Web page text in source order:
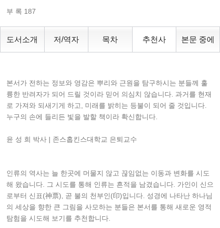
부 록 187
도서소개 저/역자 목차 추천사 본문 중에
본서가 전하는 정보와 영감은 뿌리와 근원을 탐구하시는 분들께 훌
륭한 반려자가 되어 드릴 것이라 믿어 의심치 않습니다. 과거를 현재
로 가져와 되새기게 하고, 미래를 밝히는 등불이 되어 줄 것입니다.
누구의 손에 들리든 빛을 발할 책이라 확신합니다.
윤 성 희 박사 | 존스홉킨스대학교 은퇴교수
인류의 역사는 늘 한곳에 머물지 않고 끊임없는 이동과 변화를 시도
해 왔습니다. 그 시도를 통해 인류는 흔적을 남겼습니다. 가인이 신으
로부터 신표(神票), 곧 불의 천부인(印)입니다. 성경에 나타난 하나님
의 세상을 향한 큰 그림을 사모하는 분들은 본서를 통해 새로운 영적
탐험을 시도해 보기를 추천합니다.